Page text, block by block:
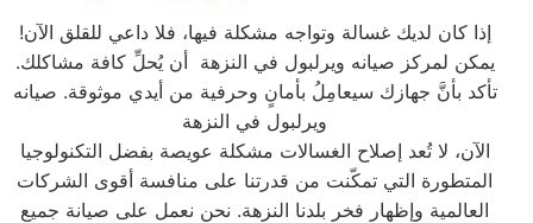
إذا كان لديك غسالة وتواجه مشكلة فيها، فلا داعي للقلق الآن!
يمكن لمركز صيانه ويرلبول في النزهة أن يُحلِّ كافة مشاكلك.
تأكد بأنَّ جهازك سيعامِلُ بأمانٍ وحرفية من أيدي موثوقة. صيانه
ويرلبول في النزهة
الآن، لا تُعد إصلاح الغسالات مشكلة عويصة بفضل التكنولوجيا
المتطورة التي تمكّنت من قدرتنا على منافسة أقوى الشركات
العالمية وإظهار فخر بلدنا النزهة. نحن نعمل على صيانة جميع